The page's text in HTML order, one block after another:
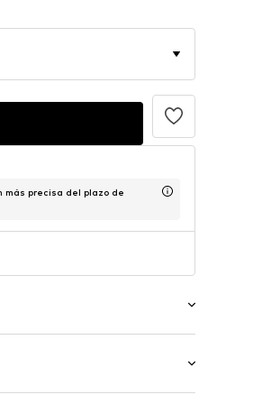
más precisa del plazo de